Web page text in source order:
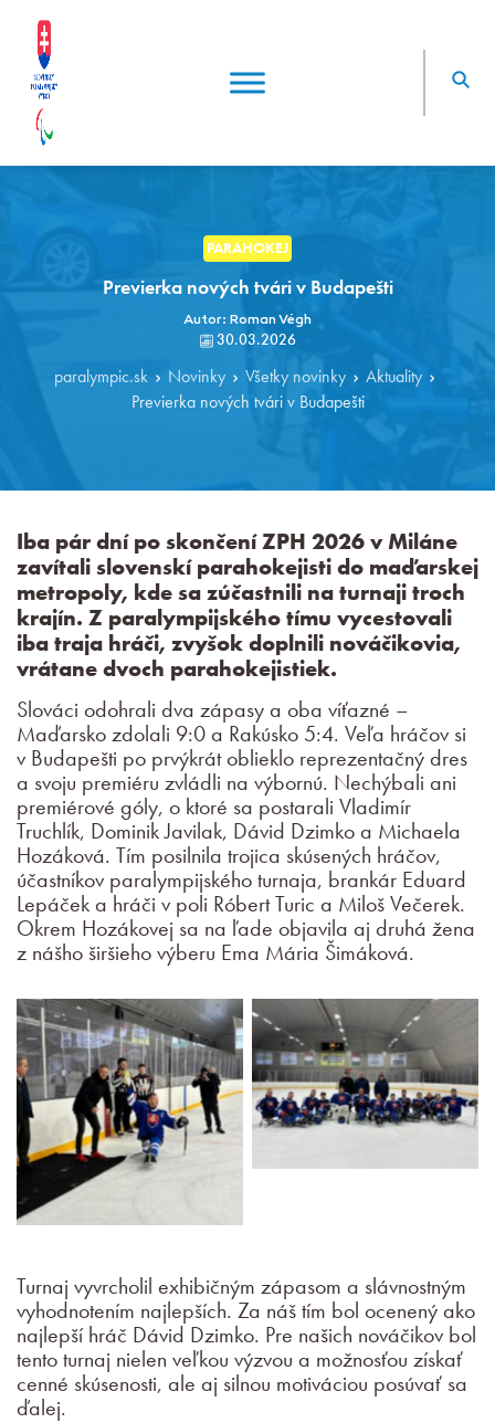
PARAHOKEJ
Previerka nových tvári v Budapešti
Autor: Roman Végh
30.03.2026
paralympic.sk Novinky Všetky novinky
Aktuality
Previerka nových tvári v Budapešti
Iba pár dní po skončení ZPH 2026 v Miláne
zavítali slovenskí parahokejisti do maďarskej
metropoly, kde sa zúčastnili na turnaji troch
krajín. Z paralympijského tímu vycestovali
iba traja hráči, zvyšok doplnili nováčikovia,
vrátane dvoch parahokejistiek.
Slováci odohrali dva zápasy a oba víťazné –
Maďarsko zdolali 9:0 a Rakúsko 5:4. Veľa hráčov si
v Budapešti po prvýkrát oblieklo reprezentačný dres
a svoju premiéru zvládli na výbornú. Nechýbali ani
premiérové góly, o ktoré sa postarali Vladimír
Truchlík, Dominik Javilak, Dávid Dzimko a Michaela
Hozáková. Tím posilnila trojica skúsených hráčov,
účastníkov paralympijského turnaja, brankár Eduard
Lepáček a hráči v poli Róbert Turic a Miloš Večerek.
Okrem Hozákovej sa na ľade objavila aj druhá žena
z nášho širšieho výberu Ema Mária Šimáková.
Turnaj vyvrcholil exhibičným zápasom a slávnostným
vyhodnotením najlepších. Za náš tím bol ocenený ako
najlepší hráč Dávid Dzimko. Pre našich nováčikov bol
tento turnaj nielen veľkou výzvou a možnosťou získať
cenné skúsenosti, ale aj silnou motiváciou posúvať sa
ďalej.